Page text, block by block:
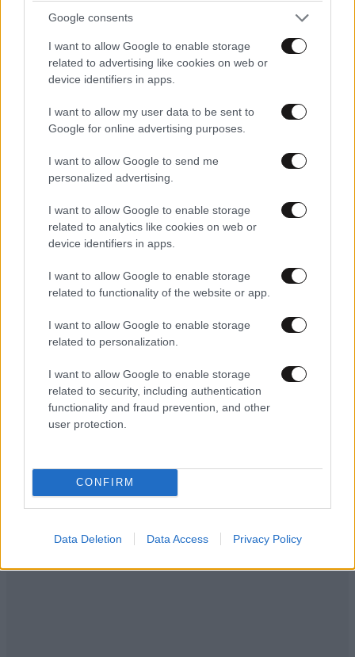
Google consents
I want to allow Google to enable storage
related to advertising like cookies on web or
device identifiers in apps.
I want to allow my user data to be sent to
Google for online advertising purposes.
I want to allow Google to send me
personalized advertising.
I want to allow Google to enable storage
related to analytics like cookies on web or
device identifiers in apps.
I want to allow Google to enable storage
related to functionality of the website or app.
I want to allow Google to enable storage
related to personalization.
I want to allow Google to enable storage
related to security, including authentication
functionality and fraud prevention, and other
user protection.
CONFIRM
Data Deletion Data Access Privacy Policy
Xαρακτήρες: 0/1000
Διαβάστε και ακολουθήστε τους κανόνες σχολιασμού
TRENDING
10·08·2026 00:07
Σαν σήμερα 10 Αυγούστου: Η Ελλάδα αγγίζει
πέντε θαλασσών»